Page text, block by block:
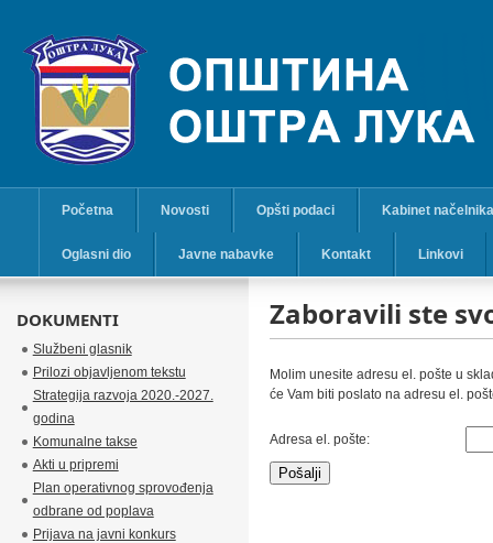
Početna Novosti Opšti podaci Kabinet načelnika
Oglasni dio Javne nabavke Kontakt Linkovi
Zaboravili ste
Molim unesite adresu el. pošte u
će Vam biti poslato na adresu el.
Adresa el. pošte:
Pošalji
DOKUMENTI
Službeni glasnik
Prilozi objavljenom tekstu
Strategija razvoja 2020.-2027.
godina
Komunalne takse
Akti u pripremi
Plan operativnog sprovođenja
odbrane od poplava
Prijava na javni konkurs